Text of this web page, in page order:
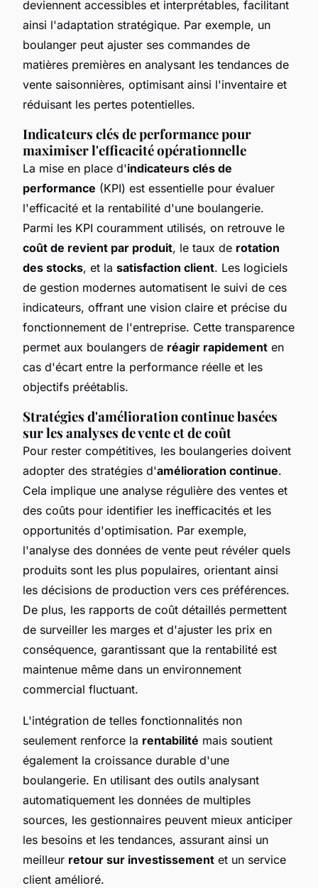
deviennent accessibles et interprétables, facilitant
ainsi l'adaptation stratégique. Par exemple, un
boulanger peut ajuster ses commandes de
matières premières en analysant les tendances de
vente saisonnières, optimisant ainsi l'inventaire et
réduisant les pertes potentielles.
Indicateurs clés de performance pour
maximiser l'efficacité opérationnelle
La mise en place d'indicateurs clés de
performance (KPI) est essentielle pour évaluer
l'efficacité et la rentabilité d'une boulangerie.
Parmi les KPI couramment utilisés, on retrouve le
coût de revient par produit, le taux de rotation
des stocks, et la satisfaction client. Les logiciels
de gestion modernes automatisent le suivi de ces
indicateurs, offrant une vision claire et précise du
fonctionnement de l'entreprise. Cette transparence
permet aux boulangers de réagir rapidement en
cas d'écart entre la performance réelle et les
objectifs préétablis.
Stratégies d'amélioration continue basées
sur les analyses de vente et de coût
Pour rester compétitives, les boulangeries doivent
adopter des stratégies d'amélioration continue.
Cela implique une analyse régulière des ventes et
des coûts pour identifier les inefficacités et les
opportunités d'optimisation. Par exemple,
l'analyse des données de vente peut révéler quels
produits sont les plus populaires, orientant ainsi
les décisions de production vers ces préférences.
De plus, les rapports de coût détaillés permettent
de surveiller les marges et d'ajuster les prix en
conséquence, garantissant que la rentabilité est
maintenue même dans un environnement
commercial fluctuant.
L'intégration de telles fonctionnalités non
seulement renforce la rentabilité mais soutient
également la croissance durable d'une
boulangerie. En utilisant des outils analysant
automatiquement les données de multiples
sources, les gestionnaires peuvent mieux anticiper
les besoins et les tendances, assurant ainsi un
meilleur retour sur investissement et un service
client amélioré.